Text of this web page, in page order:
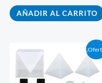
AÑADIR AL CARRITO
precio
original
UYU2.808,00.
es: